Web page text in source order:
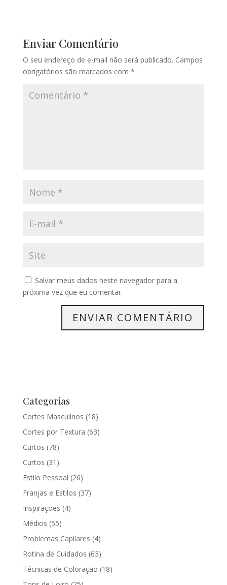
Enviar Comentário
O seu endereço de e-mail não será publicado. Campos
obrigatórios são marcados com *
Salvar meus dados neste navegador para a
próxima vez que eu comentar.
Categorias
Cortes Masculinos (18)
Cortes por Textura (63)
Curtos (78)
Curtos (31)
Estilo Pessoal (26)
Franjas e Estilos (37)
Inspirações (4)
Médios (55)
Problemas Capilares (4)
Rotina de Cuidados (63)
Técnicas de Coloração (18)